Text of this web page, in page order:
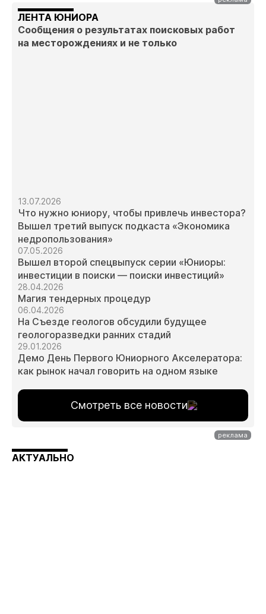
ЛЕНТА ЮНИОРА
Сообщения о результатах поисковых работ
на месторождениях и не только
13.07.2026
Что нужно юниору, чтобы привлечь инвестора?
Вышел третий выпуск подкаста «Экономика
недропользования»
07.05.2026
Вышел второй спецвыпуск серии «Юниоры:
инвестиции в поиски — поиски инвестиций»
28.04.2026
Магия тендерных процедур
06.04.2026
На Съезде геологов обсудили будущее
геологоразведки ранних стадий
29.01.2026
Демо День Первого Юниорного Акселератора:
как рынок начал говорить на одном языке
Смотреть все новости
АКТУАЛЬНО